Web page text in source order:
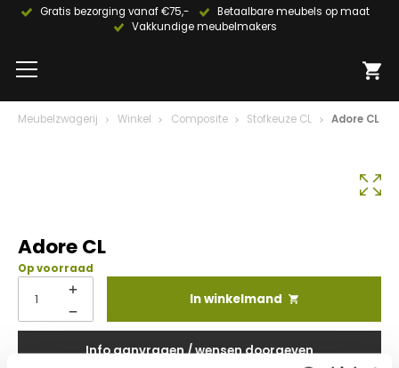
Gratis bezorging vanaf €75,-
Betaalbare meubels op maat
Vakkundige meubelmakers
Meubelzwagerij Winkel Composite Stofkeuze CL Adore CL
Adore CL
Op voorraad
In winkelmand
Info aanvragen / wensen doorgeven